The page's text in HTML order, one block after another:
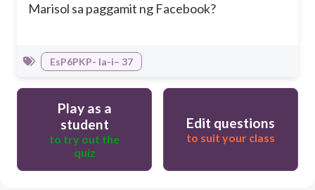
Marisol sa paggamit ng Facebook?
EsP6PKP- Ia-i– 37
Play as a
student
to try out the
quiz
Edit questions
to suit your class